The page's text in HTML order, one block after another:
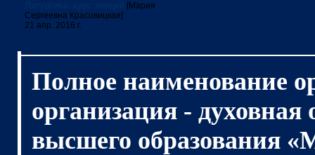
[Мария
Сергеевна Красовицкая]
21 апр. 2016 г.
Полное наименование
организация - духовная
высшего образования